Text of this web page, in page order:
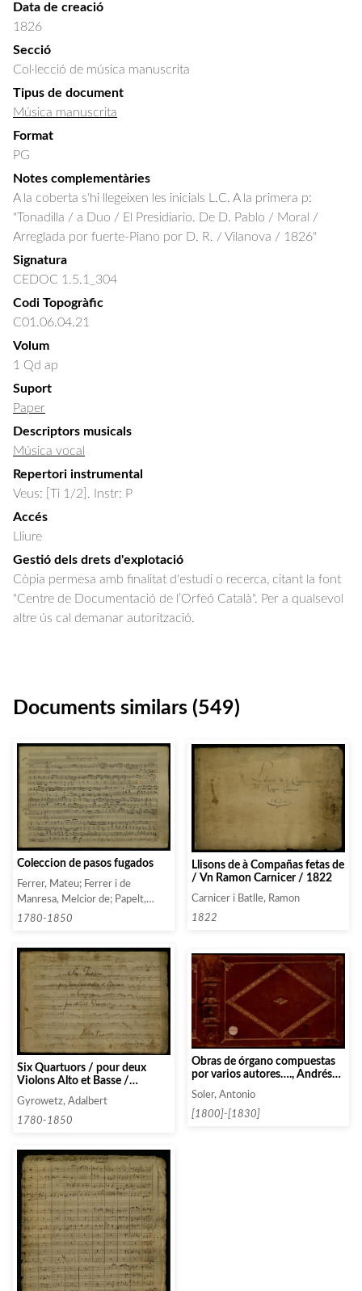
Data de creació
1826
Secció
Col·lecció de música manuscrita
Tipus de document
Música manuscrita
Format
PG
Notes complementàries
A la coberta s'hi llegeixen les inicials L.C. A la primera p:
"Tonadilla / a Duo / El Presidiario. De D. Pablo / Moral /
Arreglada por fuerte-Piano por D. R. / Vilanova / 1826"
Signatura
CEDOC 1.5.1_304
Codi Topogràfic
C01.06.04.21
Volum
1 Qd ap
Suport
Paper
Descriptors musicals
Música vocal
Repertori instrumental
Veus: [Ti 1/2]. Instr: P
Accés
Lliure
Gestió dels drets d'explotació
Còpia permesa amb finalitat d'estudi o recerca, citant la font
"Centre de Documentació de l’Orfeó Català". Per a qualsevol
altre ús cal demanar autorització.
Documents similars (549)
Coleccion de pasos fugados
Ferrer, Mateu; Ferrer i de
Manresa, Melcior de; Papelt,
Bernardo
1780-1850
Llisons de à Compañas fetas de
/ Vn Ramon Carnicer / 1822
Carnicer i Batlle, Ramon
1822
Six Quartuors / pour deux
Violons Alto et Basse /
Gyrowetz, Adalbert
1780-1850
Obras de órgano compuestas
por varios autores…., Andrés
de Lombida, Francisco
Rodríguez
Soler, Antonio
[1800]-[1830]